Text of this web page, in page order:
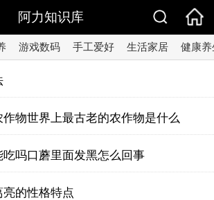
阿力知识库
游戏数码 手工爱好 生活家居 健康养
物世界上最古老的农作物是什么
吗口蘑里面发黑怎么回事
的性格特点